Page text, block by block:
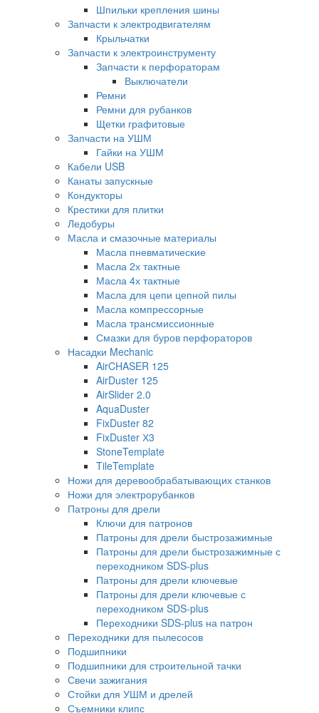
Шпильки крепления шины
Запчасти к электродвигателям
Крыльчатки
Запчасти к электроинструменту
Запчасти к перфораторам
Выключатели
Ремни
Ремни для рубанков
Щетки графитовые
Запчасти на УШМ
Гайки на УШМ
Кабели USB
Канаты запускные
Кондукторы
Крестики для плитки
Ледобуры
Масла и смазочные материалы
Масла пневматические
Масла 2х тактные
Масла 4х тактные
Масла для цепи цепной пилы
Масла компрессорные
Масла трансмиссионные
Смазки для буров перфораторов
Насадки Mechanic
AirCHASER 125
AirDuster 125
AirSlider 2.0
AquaDuster
FixDuster 82
FixDuster Х3
StoneTemplate
TileTemplate
Ножи для деревообрабатывающих станков
Ножи для электрорубанков
Патроны для дрели
Ключи для патронов
Патроны для дрели быстрозажимные
Патроны для дрели быстрозажимные с
переходником SDS-plus
Патроны для дрели ключевые
Патроны для дрели ключевые с
переходником SDS-plus
Переходники SDS-plus на патрон
Переходники для пылесосов
Подшипники
Подшипники для строительной тачки
Свечи зажигания
Стойки для УШМ и дрелей
Съемники клипс